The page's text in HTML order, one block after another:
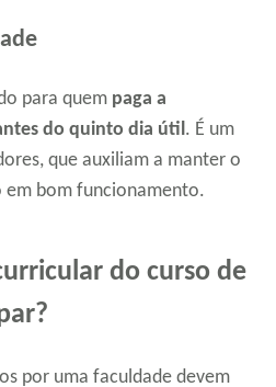
para quem paga a
do quinto dia útil. É um
que auxiliam a manter o
bom funcionamento.
do curso de
por uma faculdade devem